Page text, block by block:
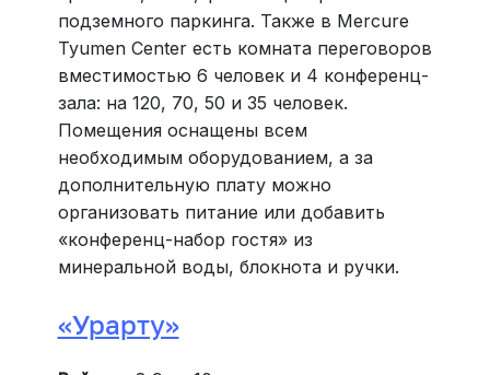
подземного паркинга. Также в Mercure
Tyumen Center есть комната переговоров
вместимостью 6 человек и 4 конференц-
зала: на 120, 70, 50 и 35 человек.
Помещения оснащены всем
необходимым оборудованием, а за
дополнительную плату можно
организовать питание или добавить
«конференц-набор гостя» из
минеральной воды, блокнота и ручки.
«Урарту»